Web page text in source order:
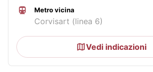
Metro vicina
Corvisart (linea 6)
Vedi indicazioni